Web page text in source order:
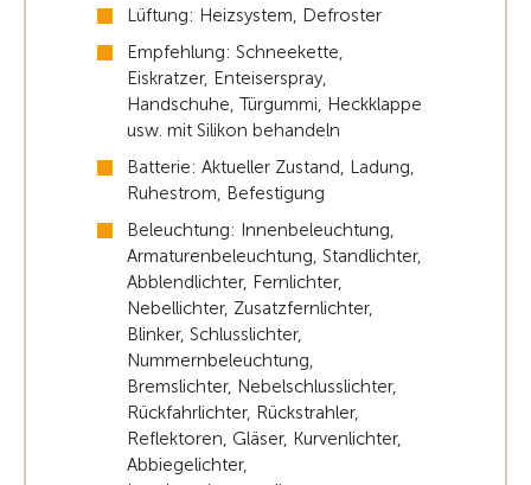
Lüftung: Heizsystem, Defroster
Empfehlung: Schneekette,
Eiskratzer, Enteiserspray,
Handschuhe, Türgummi, Heckklappe
usw. mit Silikon behandeln
Batterie: Aktueller Zustand, Ladung,
Ruhestrom, Befestigung
Beleuchtung: Innenbeleuchtung,
Armaturenbeleuchtung, Standlichter,
Abblendlichter, Fernlichter,
Nebellichter, Zusatzfernlichter,
Blinker, Schlusslichter,
Nummernbeleuchtung,
Bremslichter, Nebelschlusslichter,
Rückfahrlichter, Rückstrahler,
Reflektoren, Gläser, Kurvenlichter,
Abbiegelichter,